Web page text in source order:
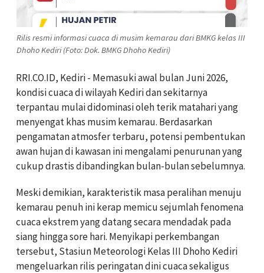
Rilis resmi informasi cuaca di musim kemarau dari BMKG kelas III
Dhoho Kediri (Foto: Dok. BMKG Dhoho Kediri)
RRI.CO.ID, Kediri - Memasuki awal bulan Juni 2026,
kondisi cuaca di wilayah Kediri dan sekitarnya
terpantau mulai didominasi oleh terik matahari yang
menyengat khas musim kemarau. Berdasarkan
pengamatan atmosfer terbaru, potensi pembentukan
awan hujan di kawasan ini mengalami penurunan yang
cukup drastis dibandingkan bulan-bulan sebelumnya.
Meski demikian, karakteristik masa peralihan menuju
kemarau penuh ini kerap memicu sejumlah fenomena
cuaca ekstrem yang datang secara mendadak pada
siang hingga sore hari. Menyikapi perkembangan
tersebut, Stasiun Meteorologi Kelas III Dhoho Kediri
mengeluarkan rilis peringatan dini cuaca sekaligus